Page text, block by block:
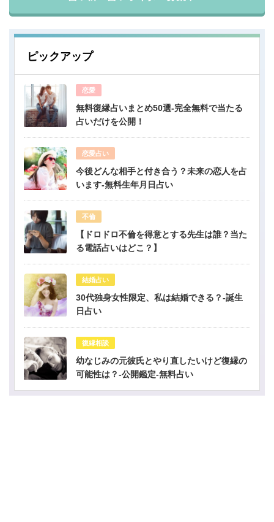
ピックアップ
恋愛
無料復縁占いまとめ50選-完全無料で当たる
占いだけを公開！
恋愛占い
今後どんな相手と付き合う？未来の恋人を占
います-無料生年月日占い
不倫
【ドロドロ不倫を得意とする先生は誰？当た
る電話占いはどこ？】
結婚占い
30代独身女性限定、私は結婚できる？-誕生
日占い
復縁相談
幼なじみの元彼氏とやり直したいけど復縁の
可能性は？-公開鑑定-無料占い